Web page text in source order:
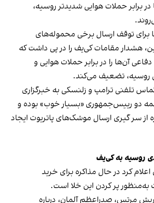
در برابر حملات هوایی شدیدتر روسیه،
برای توقف ارسال برخی محموله‌های
هشدار مقامات کی‌یف را در پی داشت که
آن‌ها را در برابر حملات هوایی و
روسیه، تضعیف می‌کند.
تلفنی ترامپ و زلنسکی به خبرگزاری
دو رییس‌جمهوری «بسیار خوب» بوده و
از سر گیری ارسال موشک‌های پاتریوت ایجاد
روسیه به کی‌یف
کرد در حال مذاکره برای خرید
به‌منظور پر کردن این خلا است.
مرتس، صدراعظم آلمان، درباره